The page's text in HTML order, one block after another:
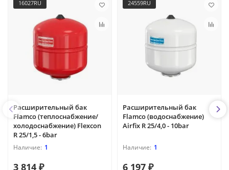
16027RU
Расширительный бак
Flamco (теплоснабжение/
холодоснабжение) Flexcon
R 25/1,5 - 6bar
1
3 814 ₽
24559RU
Расширительный бак
Flamco (водоснабжение)
Airfix R 25/4,0 - 10bar
1
6 197 ₽